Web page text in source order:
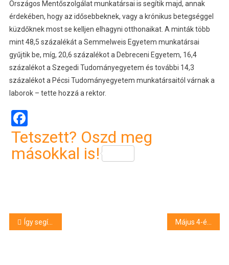
Országos Mentőszolgálat munkatársai is segítik majd, annak
érdekében, hogy az idősebbeknek, vagy a krónikus betegséggel
küzdőknek most se kelljen elhagyni otthonaikat. A minták több
mint 48,5 százalékát a Semmelweis Egyetem munkatársai
gyűjtik be, míg, 20,6 százalékot a Debreceni Egyetem, 16,4
százalékot a Szegedi Tudományegyetem és további 14,3
százalékot a Pécsi Tudományegyetem munkatársaitól várnak a
laborok – tette hozzá a rektor.
Facebook
Tetszett? Oszd meg
másokkal is!
Bejegyzés
Így segítene az önkormányzat a bajba jutott debreceni vállalkozásoknak